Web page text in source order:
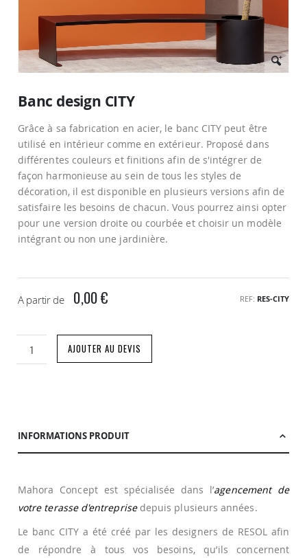
début
la
Galerie
Banc design CITY
Grâce à sa fabrication en acier, le banc CITY peut être
utilisé en intérieur comme en extérieur. Proposé dans
différentes couleurs et finitions afin de s'intégrer de
façon harmonieuse au sein de tous les styles de
décoration, il est disponible en plusieurs versions afin de
satisfaire les besoins de chacun. Vous pourrez ainsi opter
pour une version droite ou courbée et choisir un modèle
intégrant ou non une jardinière.
A partir de 0,00 € REF RES-CITY
AJOUTER AU DEVIS
INFORMATIONS PRODUIT
Mahora Concept est spécialisée dans l’agencement de
votre terasse d'entreprisedepuis plusieurs années.
Le banc CITY a été créé par les designers de RESOL afin
de répondre à tous vos besoins, qu’ils concernent